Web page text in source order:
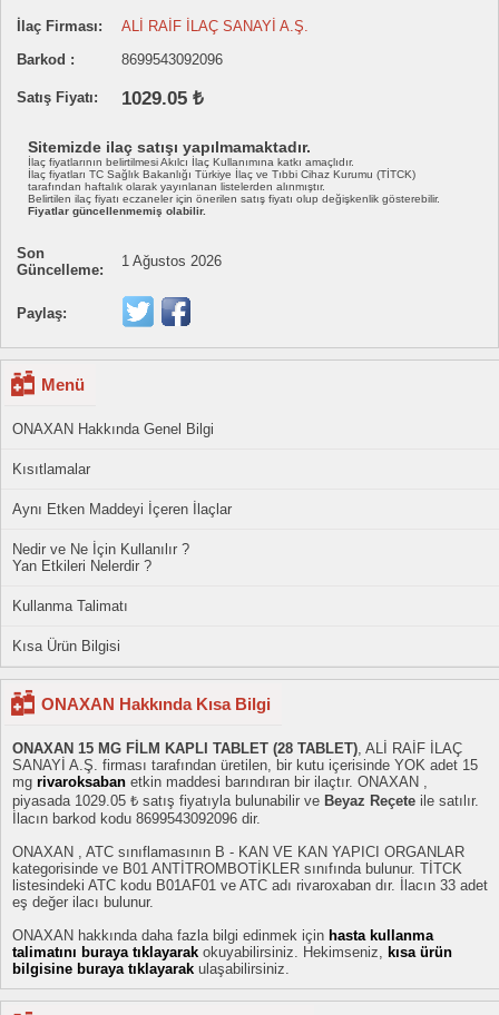
İlaç Firması:
ALİ RAİF İLAÇ SANAYİ A.Ş.
Barkod :
8699543092096
Satış Fiyatı: 1029.05 ₺
Sitemizde ilaç satışı yapılmamaktadır.
İlaç fiyatlarının belirtilmesi Akılcı İlaç Kullanımına katkı amaçlıdır.
İlaç fiyatları TC Sağlık Bakanlığı Türkiye İlaç ve Tıbbi Cihaz Kurumu (TİTCK)
tarafından haftalık olarak yayınlanan listelerden alınmıştır.
Belirtilen ilaç fiyatı eczaneler için önerilen satış fiyatı olup değişkenlik gösterebilir.
Fiyatlar güncellenmemiş olabilir.
Son
Güncelleme:
1 Ağustos 2026
Paylaş:
Menü
ONAXAN Hakkında Genel Bilgi
Kısıtlamalar
Aynı Etken Maddeyi İçeren İlaçlar
Nedir ve Ne İçin Kullanılır ?
Yan Etkileri Nelerdir ?
Kullanma Talimatı
Kısa Ürün Bilgisi
ONAXAN Hakkında Kısa Bilgi
ONAXAN 15 MG FİLM KAPLI TABLET (28 TABLET), ALİ RAİF İLAÇ
SANAYİ A.Ş. firması tarafından üretilen, bir kutu içerisinde YOK adet 15
mg rivaroksaban etkin maddesi barındıran bir ilaçtır. ONAXAN ,
piyasada 1029.05 ₺ satış fiyatıyla bulunabilir ve Beyaz Reçete ile satılır.
İlacın barkod kodu 8699543092096 dir.
ONAXAN , ATC sınıflamasının B - KAN VE KAN YAPICI ORGANLAR
kategorisinde ve B01 ANTİTROMBOTİKLER sınıfında bulunur. TİTCK
listesindeki ATC kodu B01AF01 ve ATC adı rivaroxaban dır. İlacın 33 adet
eş değer ilacı bulunur.
ONAXAN hakkında daha fazla bilgi edinmek için hasta kullanma
talimatını buraya tıklayarak okuyabilirsiniz. Hekimseniz, kısa ürün
bilgisine buraya tıklayarak ulaşabilirsiniz.